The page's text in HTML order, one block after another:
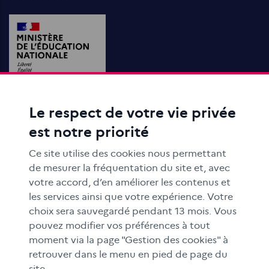
ACTIONS ÉDUCATIVES
FORMATION
RESSOURCES
MÉDIAS SCOLAIRES
FAMILLES
Le CLEMI
En académies
À l'international
CLEMI sup
Le respect de votre vie privée
est notre priorité
Ce site utilise des cookies nous permettant
de mesurer la fréquentation du site et, avec
votre accord, d’en améliorer les contenus et
les services ainsi que votre expérience. Votre
choix sera sauvegardé pendant 13 mois. Vous
pouvez modifier vos préférences à tout
moment via la page "Gestion des cookies" à
retrouver dans le menu en pied de page du